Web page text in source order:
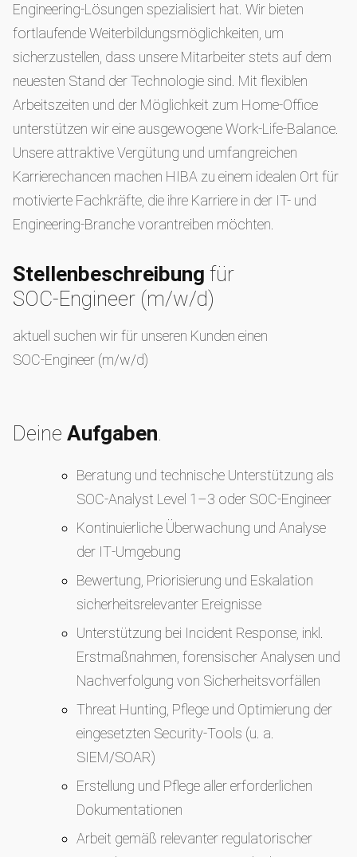
Engineering-Lösungen spezialisiert hat. Wir bieten
fortlaufende Weiterbildungsmöglichkeiten, um
sicherzustellen, dass unsere Mitarbeiter stets auf dem
neuesten Stand der Technologie sind. Mit flexiblen
Arbeitszeiten und der Möglichkeit zum Home-Office
unterstützen wir eine ausgewogene Work-Life-Balance.
Unsere attraktive Vergütung und umfangreichen
Karrierechancen machen HIBA zu einem idealen Ort für
motivierte Fachkräfte, die ihre Karriere in der IT- und
Engineering-Branche vorantreiben möchten.
Stellenbeschreibung für
SOC‑Engineer (m/w/d)
aktuell suchen wir für unseren Kunden einen
SOC‑Engineer (m/w/d)
Deine Aufgaben.
Beratung und technische Unterstützung als
SOC‑Analyst Level 1–3 oder SOC‑Engineer
Kontinuierliche Überwachung und Analyse
der IT‑Umgebung
Bewertung, Priorisierung und Eskalation
sicherheitsrelevanter Ereignisse
Unterstützung bei Incident Response, inkl.
Erstmaßnahmen, forensischer Analysen und
Nachverfolgung von Sicherheitsvorfällen
Threat Hunting, Pflege und Optimierung der
eingesetzten Security‑Tools (u. a.
SIEM/SOAR)
Erstellung und Pflege aller erforderlichen
Dokumentationen
Arbeit gemäß relevanter regulatorischer